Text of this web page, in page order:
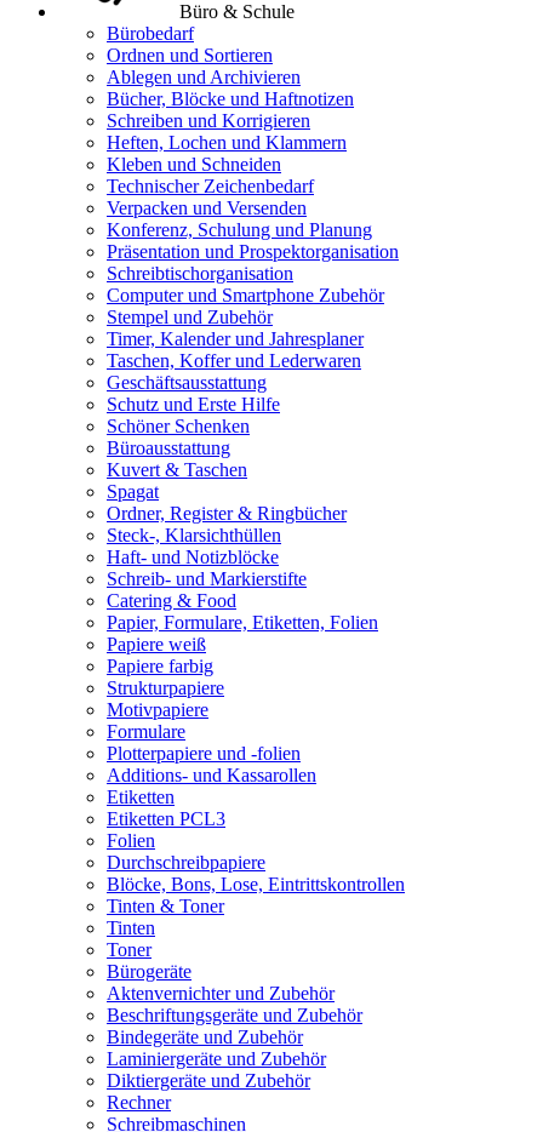
Büro & Schule
Bürobedarf
Ordnen und Sortieren
Ablegen und Archivieren
Bücher, Blöcke und Haftnotizen
Schreiben und Korrigieren
Heften, Lochen und Klammern
Kleben und Schneiden
Technischer Zeichenbedarf
Verpacken und Versenden
Konferenz, Schulung und Planung
Präsentation und Prospektorganisation
Schreibtischorganisation
Computer und Smartphone Zubehör
Stempel und Zubehör
Timer, Kalender und Jahresplaner
Taschen, Koffer und Lederwaren
Geschäftsausstattung
Schutz und Erste Hilfe
Schöner Schenken
Büroausstattung
Kuvert & Taschen
Spagat
Ordner, Register & Ringbücher
Steck-, Klarsichthüllen
Haft- und Notizblöcke
Schreib- und Markierstifte
Catering & Food
Papier, Formulare, Etiketten, Folien
Papiere weiß
Papiere farbig
Strukturpapiere
Motivpapiere
Formulare
Plotterpapiere und -folien
Additions- und Kassarollen
Etiketten
Etiketten PCL3
Folien
Durchschreibpapiere
Blöcke, Bons, Lose, Eintrittskontrollen
Tinten & Toner
Tinten
Toner
Bürogeräte
Aktenvernichter und Zubehör
Beschriftungsgeräte und Zubehör
Bindegeräte und Zubehör
Laminiergeräte und Zubehör
Diktiergeräte und Zubehör
Rechner
Schreibmaschinen